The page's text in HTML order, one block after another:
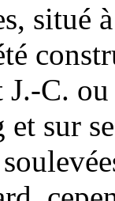
situé
J.-C.
sur